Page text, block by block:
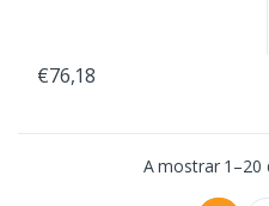
€76,18
A mostrar 1–20